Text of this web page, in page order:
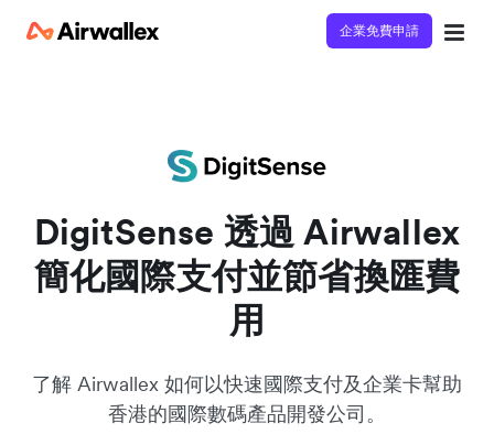
企業免費申請
DigitSense 透過 Airwallex
簡化國際支付並節省換匯費
用
了解 Airwallex 如何以快速國際支付及企業卡幫助
香港的國際數碼產品開發公司。
請填寫資料以觀體驗短片：